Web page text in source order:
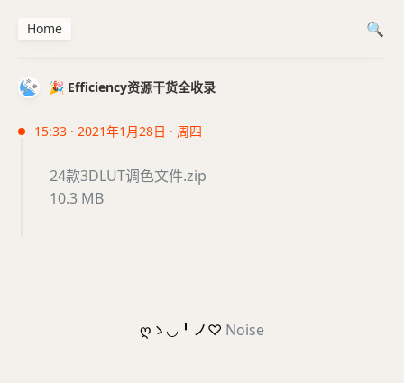
🎉 Efficiency资源干货全收录
15:33 · 2021年1月28日 · 周四
24款3DLUT调色文件.zip
10.3 MB
Home
ღゝ◡╹ノ♡ Noise